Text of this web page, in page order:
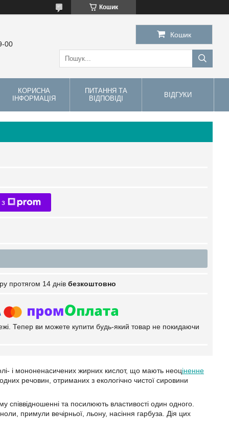
Кошик
00
Кошик
КОРИСНА
ІНФОРМАЦІЯ
ПИТАННЯ ТА
ВІДПОВІДІ
ВІДГУКИ
протягом 14 днів безкоштовно
Тепер ви можете купити будь-який товар не покидаючи
і мононенасичених жирних кислот, що мають неоціненне
речовин, отриманих з екологічно чистої сировини
співвідношенні та посилюють властивості один одного.
примули вечірньої, льону, насіння гарбуза. Дія цих